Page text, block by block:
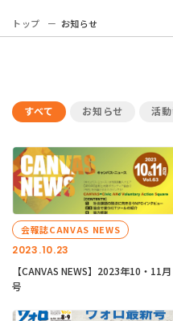
トップ お知らせ
すべて お知らせ 活
2023.10.23
会報誌CANVAS NEWS
【CANVAS NEWS】2023年10・11月
号